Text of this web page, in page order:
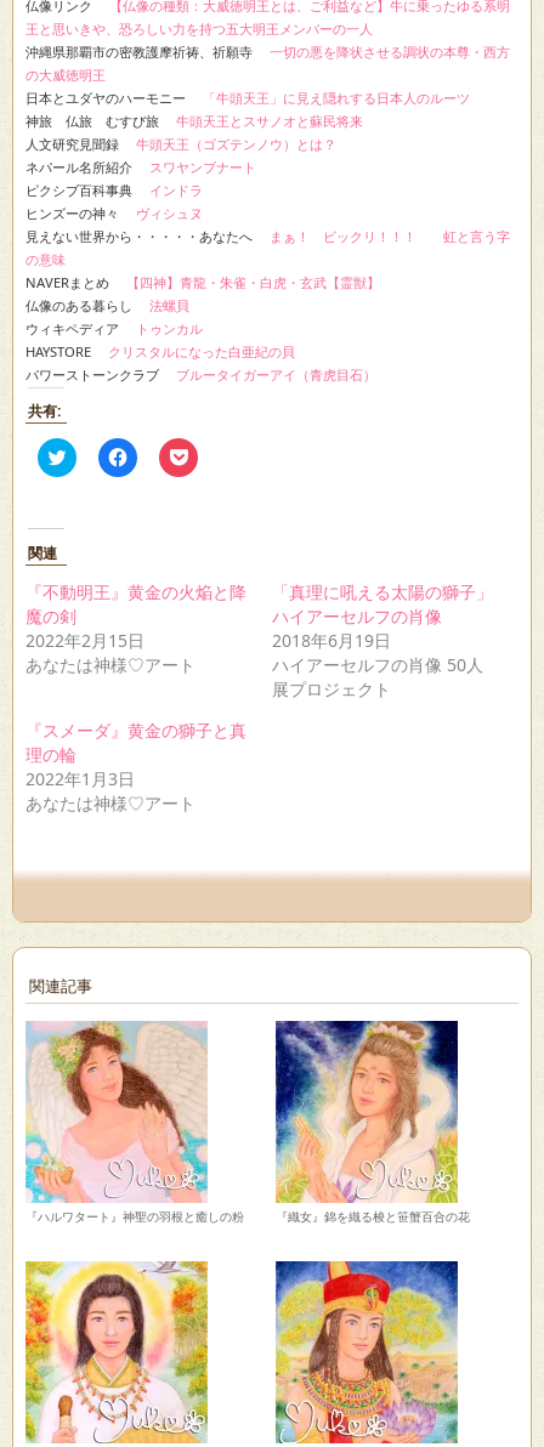
仏像リンク
【仏像の種類：大威徳明王とは、ご利益など】牛に乗ったゆる系明
王と思いきや、恐ろしい力を持つ五大明王メンバーの一人
沖縄県那覇市の密教護摩祈祷、祈願寺
一切の悪を降状させる調状の本尊・西方
の大威徳明王
日本とユダヤのハーモニー
「牛頭天王」に見え隠れする日本人のルーツ
神旅 仏旅 むすび旅
牛頭天王とスサノオと蘇民将来
人文研究見聞録
牛頭天王（ゴズテンノウ）とは？
ネパール名所紹介
スワヤンブナート
ピクシブ百科事典
インドラ
ヒンズーの神々
ヴィシュヌ
見えない世界から・・・・・あなたへ
まぁ！ ビックリ！！！ 虹と言う字
の意味
NAVERまとめ
【四神】青龍・朱雀・白虎・玄武【霊獣】
仏像のある暮らし
法螺貝
ウィキペディア
トゥンカル
HAYSTORE
クリスタルになった白亜紀の貝
パワーストーンクラブ
ブルータイガーアイ（青虎目石）
共有:
ク
リ
共
有
(新
し
い
ウ
ィ
ウ
で
開
き
ま
す)
Facebook
で
ク
リ
し
て
く
い
(新
い
ウ
ィ
ン
開
す)
ク
リ
シ
ェ
ウ
ド
ウ
ま
関連
『不動明王』黄金の火焔と降
魔の剣
2022年2月15日
あなたは神様♡アート
「真理に吼える太陽の獅子」
ハイアーセルフの肖像
2018年6月19日
ハイアーセルフの肖像 50人
展プロジェクト
『スメーダ』黄金の獅子と真
理の輪
2022年1月3日
あなたは神様♡アート
関連記事
『ハルワタート』神聖の羽根と癒しの粉 『織女』錦を織る梭と笹蟹百合の花